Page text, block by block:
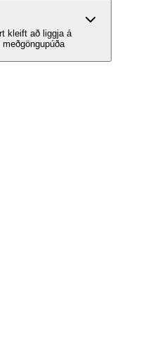
kleift að liggja á